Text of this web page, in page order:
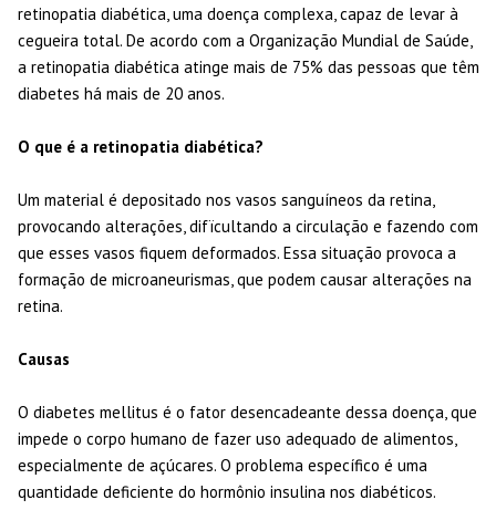
retinopatia diabética, uma doença complexa, capaz de levar à
cegueira total. De acordo com a Organização Mundial de Saúde,
a retinopatia diabética atinge mais de 75% das pessoas que têm
diabetes há mais de 20 anos.
O que é a retinopatia diabética?
Um material é depositado nos vasos sanguíneos da retina,
provocando alterações, difïcultando a circulação e fazendo com
que esses vasos fiquem deformados. Essa situação provoca a
formação de microaneurismas, que podem causar alterações na
retina.
Causas
O diabetes mellitus é o fator desencadeante dessa doença, que
impede o corpo humano de fazer uso adequado de alimentos,
especialmente de açúcares. O problema específico é uma
quantidade deficiente do hormônio insulina nos diabéticos.